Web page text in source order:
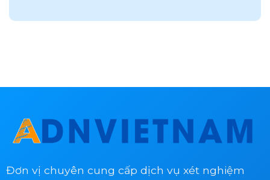
Đơn vị chuyên cung cấp dịch vụ xét nghiệm